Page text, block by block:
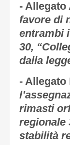
- Allegato
favore di
entrambi
30,
dalla
- Allegato
rimasti
regionale
stabilità